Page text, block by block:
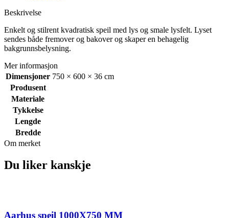
Beskrivelse
Enkelt og stilrent kvadratisk speil med lys og smale lysfelt. Lyset
sendes både fremover og bakover og skaper en behagelig
bakgrunnsbelysning.
Mer informasjon
Dimensjoner 750 × 600 × 36 cm
Produsent
Materiale
Tykkelse
Lengde
Bredde
Om merket
Du liker kanskje
Aarhus speil 1000X750 MM